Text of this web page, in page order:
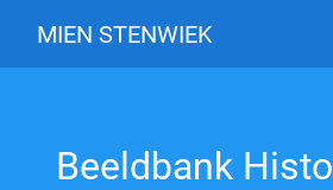
MIEN STENWIEK
Beeldbank